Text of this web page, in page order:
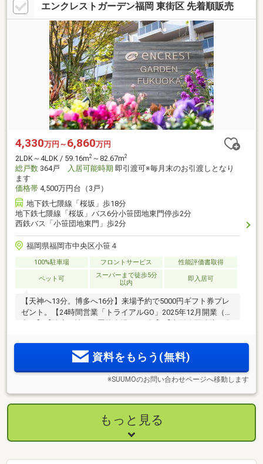
エンクレストガーデン福岡 東街区 先着順販売
4,330万円～ 6,860万円
2LDK～4LDK / 59.16m2 ～82.67m2
総戸数 364戸 入居可能時期 即引渡可※毎月末のお引渡しとなり
ます
価格帯 4,500万円台（3戸）
地下鉄七隈線「桜坂」歩18分
地下鉄七隈線「桜坂」バス6分小笹団地東門停歩2分
西鉄バス「小笹団地東門」歩2分
福岡県福岡市中央区小笹４
100%駐車場 フロントサービス 性能評価書取得
ペット可
スーパーまで徒歩5分
以内
即入居可
【天神へ13分。博多へ16分】来場予約で5000円ギフト券プレ
ゼント。【24時間営業「トライアルGO」2025年12月開業（棟
資料をもらう(無料)
※SUUMOのお問い合わせページへ移動します
もっと見る